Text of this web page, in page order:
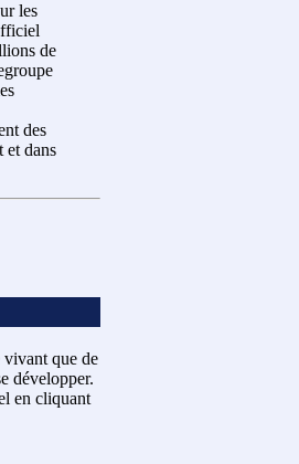
les
de
des
et dans
vivant que de
développer.
en cliquant